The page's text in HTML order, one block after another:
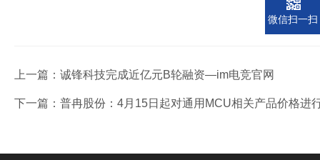
上一篇： 诚锋科技完成近亿元B轮融资—im电竞官网
下一篇： 普冉股份：4月15日起对通用MCU相关产品价格进
微信扫一扫